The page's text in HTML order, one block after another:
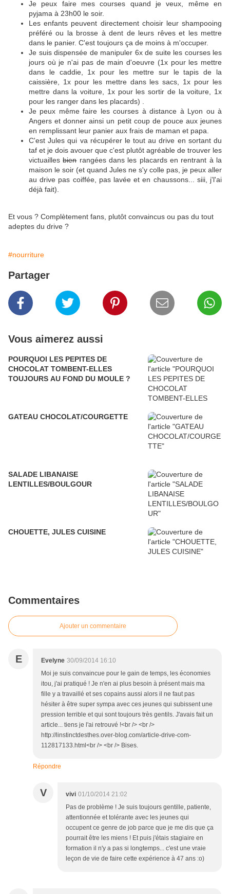
Je peux faire mes courses quand je veux, même en
pyjama à 23h00 le soir.
Les enfants peuvent directement choisir leur shampooing
préféré ou la brosse à dent de leurs rêves et les mettre
dans le panier. C'est toujours ça de moins à m'occuper.
Je suis dispensée de manipuler 6x de suite les courses les
jours où je n'ai pas de main d'oeuvre (1x pour les mettre
dans le caddie, 1x pour les mettre sur le tapis de la
caissière, 1x pour les mettre dans les sacs, 1x pour les
mettre dans la voiture, 1x pour les sortir de la voiture, 1x
pour les ranger dans les placards) .
Je peux même faire les courses à distance à Lyon ou à
Angers et donner ainsi un petit coup de pouce aux jeunes
en remplissant leur panier aux frais de maman et papa.
C'est Jules qui va récupérer le tout au drive en sortant du
taf et je dois avouer que c'est plutôt agréable de trouver les
victuaillesbienrangées dans les placards en rentrant à la
maison le soir (et quand Jules ne s'y colle pas , je peux aller
au drive pas coiffée, pas lavée et en chaussons... siii, j'l'ai
déjà fait).
Et vous ? Complètement fans, plutôt convaincus ou pas du tout
adeptes du drive ?
#nourriture
Partager
Vous aimerez aussi
POURQUOI LES PEPITES DE
CHOCOLAT TOMBENT-ELLES
TOUJOURS AU FOND DU MOULE ?
GATEAU CHOCOLAT/COURGETTE
SALADE LIBANAISE
LENTILLES/BOULGOUR
CHOUETTE, JULES CUISINE
Commentaires
Ajouter un commentaire
E Evelyne 30/09/2014 16:10
Moi je suis convaincue pour le gain de temps, les économies
itou, j'ai pratiqué ! Je n'en ai plus besoin à présent mais ma
fille y a travaillé et ses copains aussi alors il ne faut pas
hésiter à être super sympa avec ces jeunes qui subissent une
pression terrible et qui sont toujours très gentils. J'avais fait un
article... tiens je l'ai retrouvé !<br /> <br />
http://linstinctdesthes.over-blog.com/article-drive-com-
112817133.html<br /> <br /> Bises.
Répondre
V vivi 01/10/2014 21:02
Pas de problème ! Je suis toujours gentille, patiente,
attentionnée et tolérante avec les jeunes qui
occupent ce genre de job parce que je me dis que ça
pourrait être les miens ! Et puis j'étais stagiaire en
formation il n'y a pas si longtemps... c'est une vraie
leçon de vie de faire cette expérience à 47 ans :o)